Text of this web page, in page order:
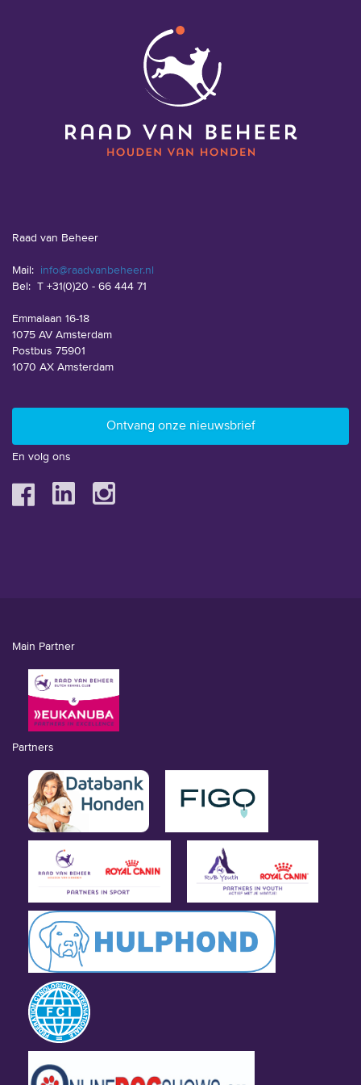
Raad van Beheer
Mail: info@raadvanbeheer.nl
Bel: T +31(0)20 - 66 444 71
Emmalaan 16-18
1075 AV Amsterdam
Postbus 75901
1070 AX Amsterdam
En volg ons
Main Partner
Partners